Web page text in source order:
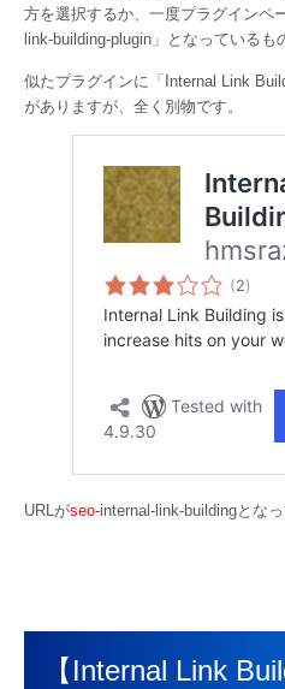
方を選択するか、一度プラグインペ
link-building-plugin」となっているも
似たプラグインに「Internal Link
がありますが、全く別物です。
URLがseo-internal-link-buildingとなっ
【Internal Link